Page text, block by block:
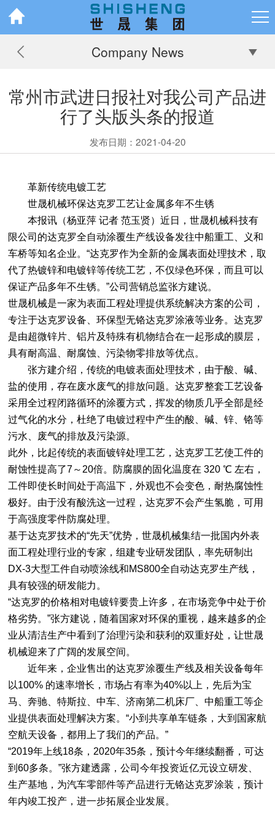
Company News
常州市武进日报社对我公司产品进
行了头版头条的报道
发布日期：2021-04-20
革新传统电镀工艺
世晟机械环保达克罗工艺让金属多年不生锈
本报讯（杨亚萍 记者 范玉贤）近日，世晟机械科技有
限公司的达克罗全自动涂覆生产线设备发往中船重工、义和
车桥等知名企业。“达克罗作为全新的金属表面处理技术，取
代了热镀锌和电镀锌等传统工艺，不仅绿色环保，而且可以
保证产品多年不生锈。”公司营销总监张方建说。
世晟机械是一家为表面工程处理提供系统解决方案的公司，
专注于达克罗设备、环保型无铬达克罗涂液等业务。达克罗
是由超微锌片、铝片及特殊有机物结合在一起形成的膜层，
具有耐高温、耐腐蚀、污染物零排放等优点。
张方建介绍，传统的电镀表面处理技术，由于酸、碱、
盐的使用，存在废水废气的排放问题。达克罗整套工艺设备
采用全过程闭路循环的涂覆方式，挥发的物质几乎全部是经
过气化的水分，杜绝了电镀过程中产生的酸、碱、锌、铬等
污水、废气的排放及污染源。
此外，比起传统的表面镀锌处理工艺，达克罗工艺使工件的
耐蚀性提高了7～20倍。防腐膜的固化温度在 320 ℃ 左右，
工件即使长时间处于高温下，外观也不会变色，耐热腐蚀性
极好。由于没有酸洗这一过程，达克罗不会产生氢脆，可用
于高强度零件防腐处理。
基于达克罗技术的“先天”优势，世晟机械集结一批国内外表
面工程处理行业的专家，组建专业研发团队，率先研制出
DX-3大型工件自动喷涂线和MS800全自动达克罗生产线，
具有较强的研发能力。
“达克罗的价格相对电镀锌要贵上许多，在市场竞争中处于价
格劣势。”张方建说，随着国家对环保的重视，越来越多的企
业从清洁生产中看到了治理污染和获利的双重好处，让世晟
机械迎来了广阔的发展空间。
近年来，企业售出的达克罗涂覆生产线及相关设备每年
以100% 的速率增长，市场占有率为40%以上，先后为宝
马、奔驰、特斯拉、中车、济南第二机床厂、中船重工等企
业提供表面处理解决方案。“小到共享单车链条，大到国家航
空航天设备，都用上了我们的产品。”
“2019年上线18条，2020年35条，预计今年继续翻番，可达
到60多条。”张方建透露，公司今年投资近亿元设立研发、
生产基地，为汽车零部件等产品进行无铬达克罗涂装，预计
年内竣工投产，进一步拓展企业发展。